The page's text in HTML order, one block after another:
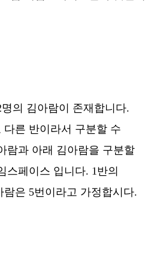
의 김아람이 존재합니다.
른 반이라서 구분할 수
람과 아래 김아람을 구분할
스페이스 입니다. 1반의
은 5번이라고 가정합시다.